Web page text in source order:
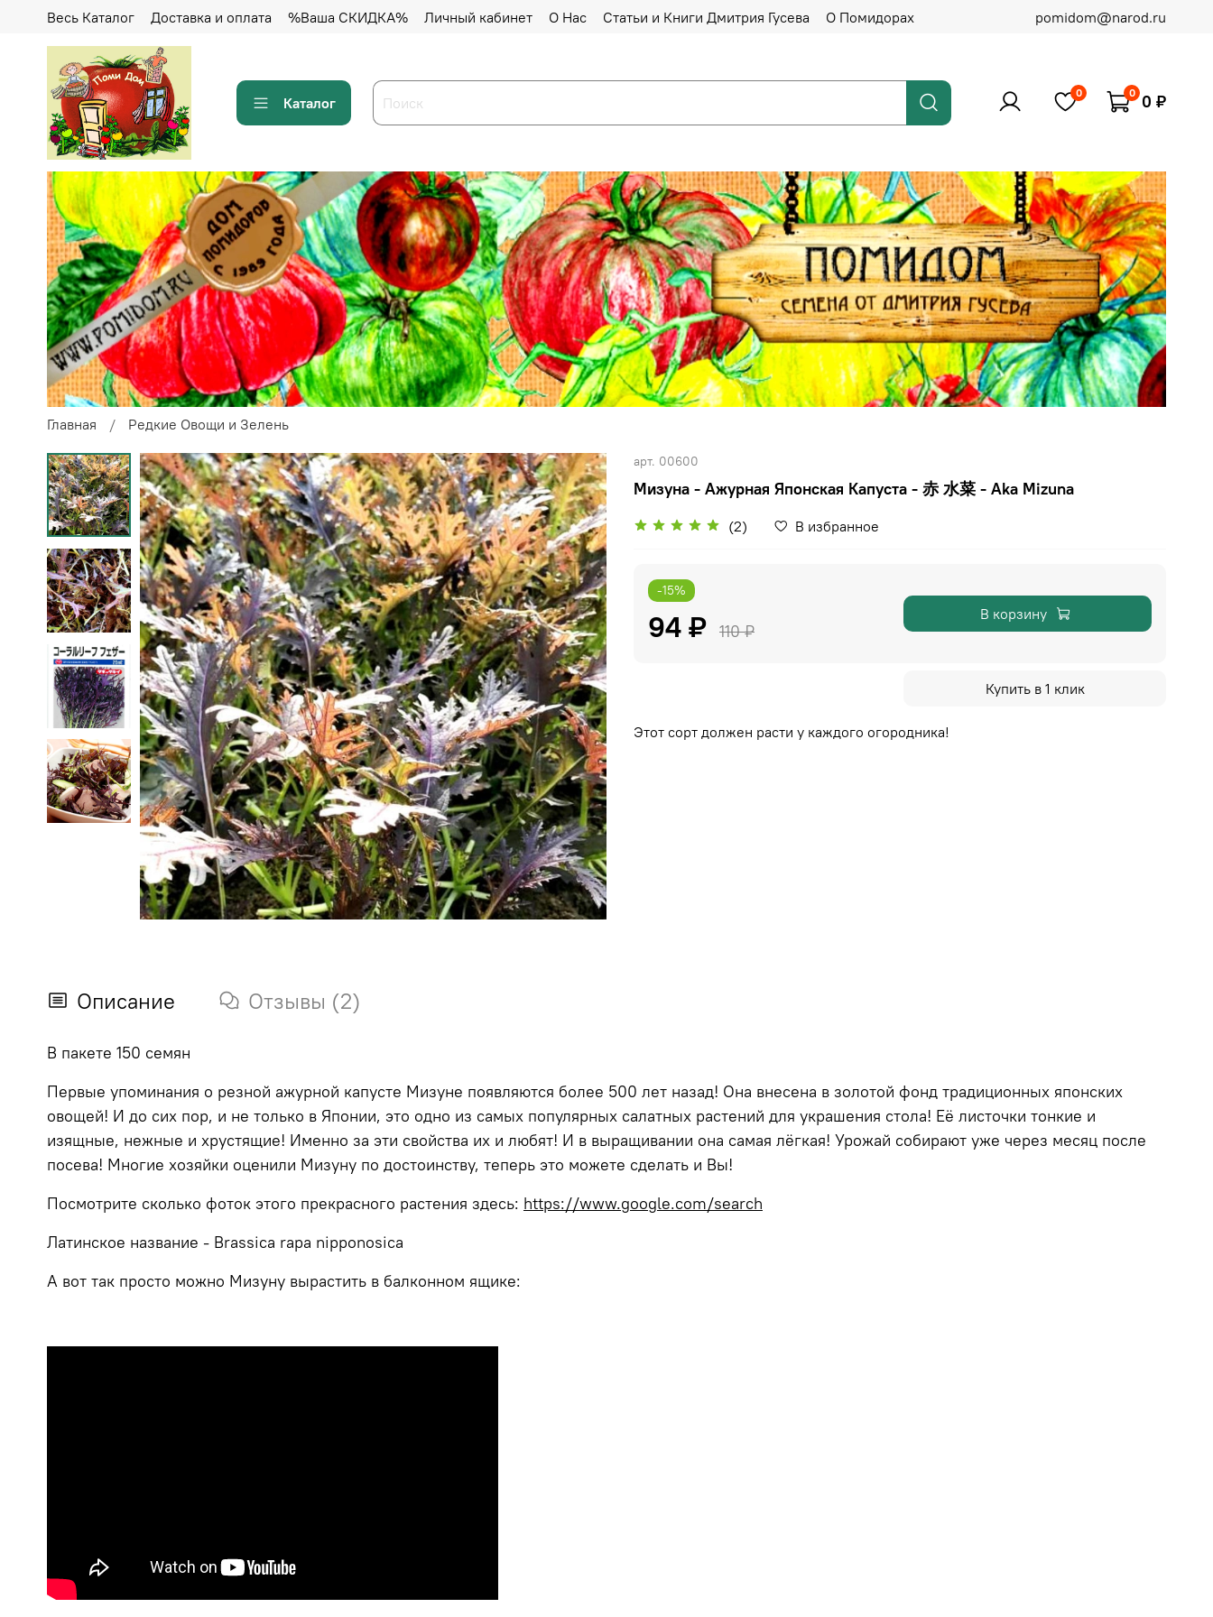
Весь Каталог Доставка и оплата %Ваша СКИДКА% Личный кабинет О Нас Статьи и Книги Дмитрия Гусева О Помидорах pomidom@narod.ru
Каталог
0 0 0 ₽
Главная Редкие Овощи и Зелень
арт. 00600
Мизуна - Ажурная Японская Капуста - 赤 水菜 - Aka Mizuna
(2) В избранное
-15%
94 ₽ 110 ₽
В корзину
Купить в 1 клик
Этот сорт должен расти у каждого огородника!
Описание Отзывы (2)
В пакете 150 семян
Первые упоминания о резной ажурной капусте Мизуне появляются более 500 лет назад! Она внесена в золотой фонд традиционных японских
овощей! И до сих пор, и не только в Японии, это одно из самых популярных салатных растений для украшения стола! Её листочки тонкие и
изящные, нежные и хрустящие! Именно за эти свойства их и любят! И в выращивании она самая лёгкая! Урожай собирают уже через месяц после
посева! Многие хозяйки оценили Мизуну по достоинству, теперь это можете сделать и Вы!
Посмотрите сколько фоток этого прекрасного растения здесь: https://www.google.com/search
Латинское название - Brassica rapa nipponosica
А вот так просто можно Мизуну вырастить в балконном ящике: